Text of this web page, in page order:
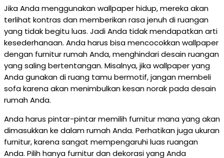
Jika Anda menggunakan wallpaper hidup, mereka akan
terlihat kontras dan memberikan rasa jenuh di ruangan
yang tidak begitu luas. Jadi Anda tidak mendapatkan arti
kesederhanaan. Anda harus bisa mencocokkan wallpaper
dengan furnitur rumah Anda, menghindari desain ruangan
yang saling bertentangan. Misalnya, jika wallpaper yang
Anda gunakan di ruang tamu bermotif, jangan membeli
sofa karena akan menimbulkan kesan norak pada desain
rumah Anda.
Anda harus pintar-pintar memilih furnitur mana yang akan
dimasukkan ke dalam rumah Anda. Perhatikan juga ukuran
furnitur, karena sangat mempengaruhi luas ruangan
Anda. Pilih hanya furnitur dan dekorasi yang Anda